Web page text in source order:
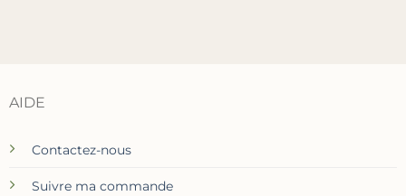
AIDE
Contactez-nous
Suivre ma commande